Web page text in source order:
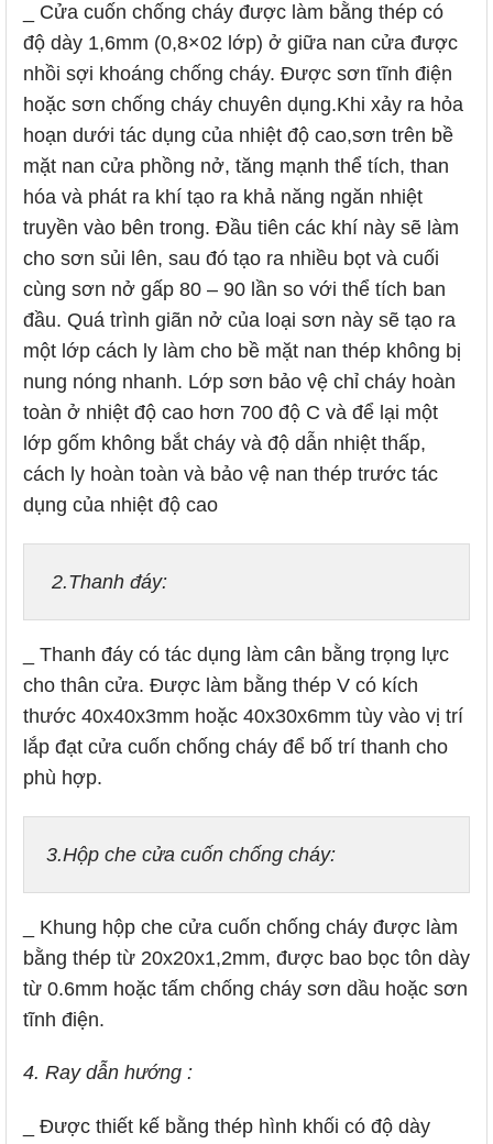
_ Cửa cuốn chống cháy được làm bằng thép có
độ dày 1,6mm (0,8×02 lớp) ở giữa nan cửa được
nhồi sợi khoáng chống cháy. Được sơn tĩnh điện
hoặc sơn chống cháy chuyên dụng.Khi xảy ra hỏa
hoạn dưới tác dụng của nhiệt độ cao,sơn trên bề
mặt nan cửa phồng nở, tăng mạnh thể tích, than
hóa và phát ra khí tạo ra khả năng ngăn nhiệt
truyền vào bên trong. Đầu tiên các khí này sẽ làm
cho sơn sủi lên, sau đó tạo ra nhiều bọt và cuối
cùng sơn nở gấp 80 – 90 lần so với thể tích ban
đầu. Quá trình giãn nở của loại sơn này sẽ tạo ra
một lớp cách ly làm cho bề mặt nan thép không bị
nung nóng nhanh. Lớp sơn bảo vệ chỉ cháy hoàn
toàn ở nhiệt độ cao hơn 700 độ C và để lại một
lớp gốm không bắt cháy và độ dẫn nhiệt thấp,
cách ly hoàn toàn và bảo vệ nan thép trước tác
dụng của nhiệt độ cao
2.Thanh đáy:
_ Thanh đáy có tác dụng làm cân bằng trọng lực
cho thân cửa. Được làm bằng thép V có kích
thước 40x40x3mm hoặc 40x30x6mm tùy vào vị trí
lắp đạt cửa cuốn chống cháy để bố trí thanh cho
phù hợp.
3.Hộp che cửa cuốn chống cháy:
_ Khung hộp che cửa cuốn chống cháy được làm
bằng thép từ 20x20x1,2mm, được bao bọc tôn dày
từ 0.6mm hoặc tấm chống cháy sơn dầu hoặc sơn
tĩnh điện.
4. Ray dẫn hướng :
_ Được thiết kế bằng thép hình khối có độ dày